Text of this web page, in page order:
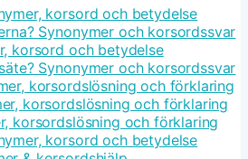
korsord och betydelse
Synonymer och korsordssvar
korsord och betydelse
Synonymer och korsordssvar
korsordslösning och förklaring
korsordslösning och förklaring
korsordslösning och förklaring
korsord och betydelse